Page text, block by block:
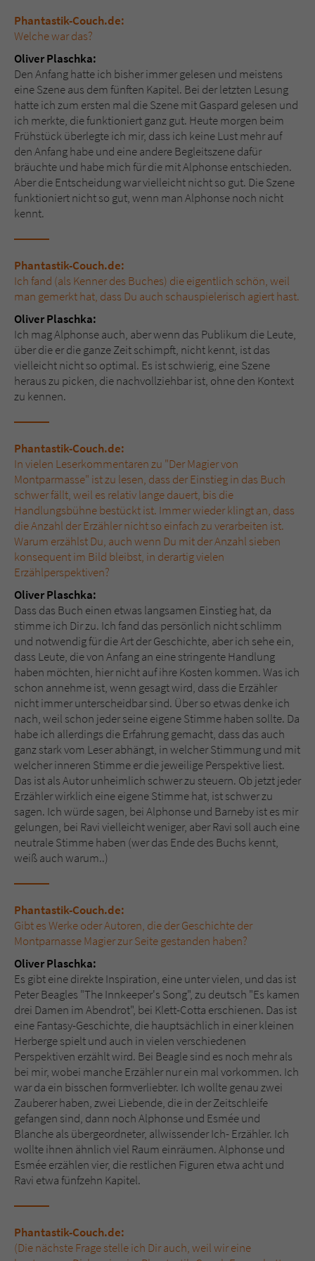
Phantastik-Couch.de:
Welche war das?
Oliver Plaschka:
Den Anfang hatte ich bisher immer gelesen und meistens
eine Szene aus dem fünften Kapitel. Bei der letzten Lesung
hatte ich zum ersten mal die Szene mit Gaspard gelesen und
ich merkte, die funktioniert ganz gut. Heute morgen beim
Frühstück überlegte ich mir, dass ich keine Lust mehr auf
den Anfang habe und eine andere Begleitszene dafür
bräuchte und habe mich für die mit Alphonse entschieden.
Aber die Entscheidung war vielleicht nicht so gut. Die Szene
funktioniert nicht so gut, wenn man Alphonse noch nicht
kennt.
Phantastik-Couch.de:
Ich fand (als Kenner des Buches) die eigentlich schön, weil
man gemerkt hat, dass Du auch schauspielerisch agiert hast.
Oliver Plaschka:
Ich mag Alphonse auch, aber wenn das Publikum die Leute,
über die er die ganze Zeit schimpft, nicht kennt, ist das
vielleicht nicht so optimal. Es ist schwierig, eine Szene
heraus zu picken, die nachvollziehbar ist, ohne den Kontext
zu kennen.
Phantastik-Couch.de:
In vielen Leserkommentaren zu "Der Magier von
Montparmasse" ist zu lesen, dass der Einstieg in das Buch
schwer fällt, weil es relativ lange dauert, bis die
Handlungsbühne bestückt ist. Immer wieder klingt an, dass
die Anzahl der Erzähler nicht so einfach zu verarbeiten ist.
Warum erzählst Du, auch wenn Du mit der Anzahl sieben
konsequent im Bild bleibst, in derartig vielen
Erzählperspektiven?
Oliver Plaschka:
Dass das Buch einen etwas langsamen Einstieg hat, da
stimme ich Dir zu. Ich fand das persönlich nicht schlimm
und notwendig für die Art der Geschichte, aber ich sehe ein,
dass Leute, die von Anfang an eine stringente Handlung
haben möchten, hier nicht auf ihre Kosten kommen. Was ich
schon annehme ist, wenn gesagt wird, dass die Erzähler
nicht immer unterscheidbar sind. Über so etwas denke ich
nach, weil schon jeder seine eigene Stimme haben sollte. Da
habe ich allerdings die Erfahrung gemacht, dass das auch
ganz stark vom Leser abhängt, in welcher Stimmung und mit
welcher inneren Stimme er die jeweilige Perspektive liest.
Das ist als Autor unheimlich schwer zu steuern. Ob jetzt jeder
Erzähler wirklich eine eigene Stimme hat, ist schwer zu
sagen. Ich würde sagen, bei Alphonse und Barneby ist es mir
gelungen, bei Ravi vielleicht weniger, aber Ravi soll auch eine
neutrale Stimme haben (wer das Ende des Buchs kennt,
weiß auch warum..)
Phantastik-Couch.de:
Gibt es Werke oder Autoren, die der Geschichte der
Montparnasse Magier zur Seite gestanden haben?
Oliver Plaschka:
Es gibt eine direkte Inspiration, eine unter vielen, und das ist
Peter Beagles "The Innkeeper's Song", zu deutsch "Es kamen
drei Damen im Abendrot", bei Klett-Cotta erschienen. Das ist
eine Fantasy-Geschichte, die hauptsächlich in einer kleinen
Herberge spielt und auch in vielen verschiedenen
Perspektiven erzählt wird. Bei Beagle sind es noch mehr als
bei mir, wobei manche Erzähler nur ein mal vorkommen. Ich
war da ein bisschen formverliebter. Ich wollte genau zwei
Zauberer haben, zwei Liebende, die in der Zeitschleife
gefangen sind, dann noch Alphonse und Esmée und
Blanche als übergeordneter, allwissender Ich- Erzähler. Ich
wollte ihnen ähnlich viel Raum einräumen. Alphonse und
Esmée erzählen vier, die restlichen Figuren etwa acht und
Ravi etwa fünfzehn Kapitel.
Phantastik-Couch.de:
(Die nächste Frage stelle ich Dir auch, weil wir eine
Name
Anbieter
Laufzeit 1 Jahr
Zweck Cookie für Kommentare einzelner Buchtitel
Name fe_typo_user
Anbieter
Laufzeit
Zweck
Dieses Cookie gewährleistet die
Kommunikation der Webseite mit dem
Benutzer. Es wird benötigt um z. B. den
überprüfen.